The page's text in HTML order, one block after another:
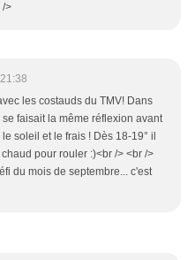
/>
les costauds du TMV! Dans
faisait la même réflexion avant
soleil et le frais ! Dès 18-19° il
pour rouler :)<br /> <br />
du mois de septembre... c'est